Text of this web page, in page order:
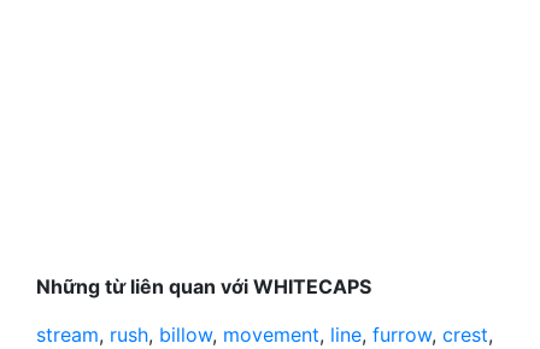
Những từ liên quan với WHITECAPS
stream, rush, billow, movement, line, furrow, crest,